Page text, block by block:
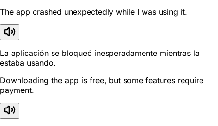
The app crashed unexpectedly while I was using it.
La aplicación se bloqueó inesperadamente mientras la
estaba usando.
Downloading the app is free, but some features require
payment.